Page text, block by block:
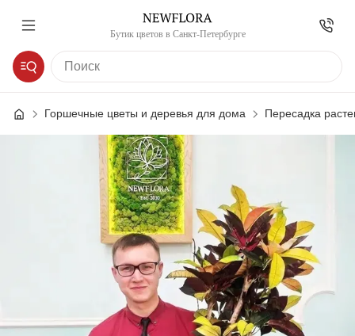
Бутик цветов в Санкт-Петербурге
Горшечные цветы и деревья для дома Пересадка